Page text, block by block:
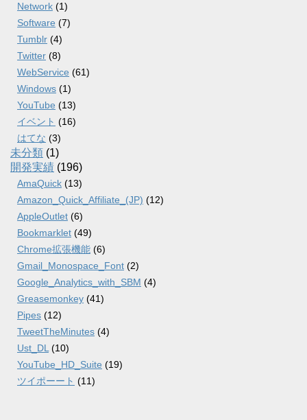
Network (1)
Software (7)
Tumblr (4)
Twitter (8)
WebService (61)
Windows (1)
YouTube (13)
イベント (16)
はてな (3)
未分類 (1)
開発実績 (196)
AmaQuick (13)
Amazon_Quick_Affiliate_(JP) (12)
AppleOutlet (6)
Bookmarklet (49)
Chrome拡張機能 (6)
Gmail_Monospace_Font (2)
Google_Analytics_with_SBM (4)
Greasemonkey (41)
Pipes (12)
TweetTheMinutes (4)
Ust_DL (10)
YouTube_HD_Suite (19)
ツイポーート (11)